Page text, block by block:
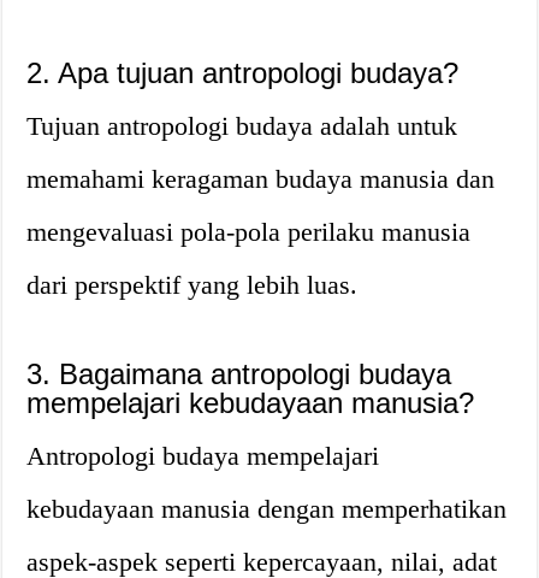
2. Apa tujuan antropologi budaya?
Tujuan antropologi budaya adalah untuk
memahami keragaman budaya manusia dan
mengevaluasi pola-pola perilaku manusia
dari perspektif yang lebih luas.
3. Bagaimana antropologi budaya
mempelajari kebudayaan manusia?
Antropologi budaya mempelajari
kebudayaan manusia dengan memperhatikan
aspek-aspek seperti kepercayaan, nilai, adat